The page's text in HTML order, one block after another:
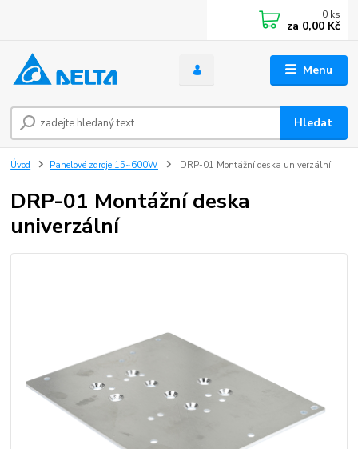
Menu
Hledat
0 ks
za 0,00 Kč
Úvod Panelové zdroje 15~600W DRP-01 Montážní deska univerzální
DRP-01 Montážní deska
univerzální